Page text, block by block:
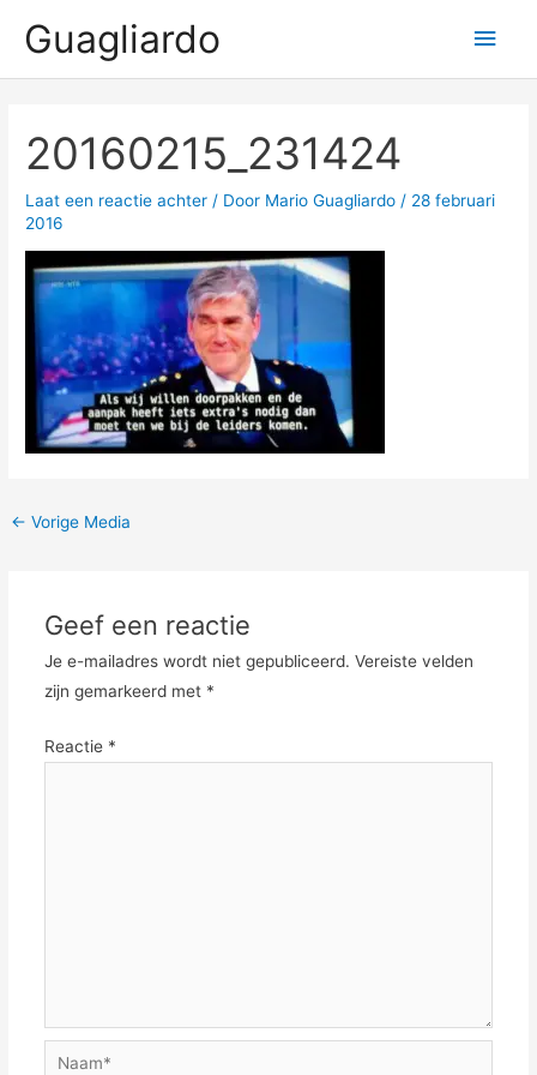
naarGuagliardo
20160215_231424
Laat een reactie achter / Door Mario Guagliardo / 28 februari
2016
← Vorige Media
Geef een reactie
Je e-mailadres wordt niet gepubliceerd. Vereiste velden
zijn gemarkeerd met *
Reactie *
Naam*